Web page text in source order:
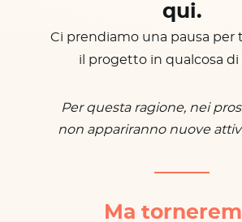
qui.
Ci prendiamo una pausa per
il progetto in qualcosa di
Per questa ragione, nei
non appariranno nuove
Ma